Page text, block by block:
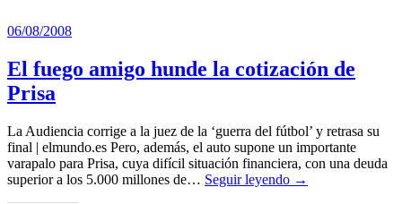
06/08/2008
El fuego amigo hunde la cotización de
Prisa
La Audiencia corrige a la juez de la ‘guerra del fútbol’ y retrasa su
final | elmundo.es Pero, además, el auto supone un importante
varapalo para Prisa, cuya difícil situación financiera, con una deuda
superior a los 5.000 millones de… Seguir leyendo →